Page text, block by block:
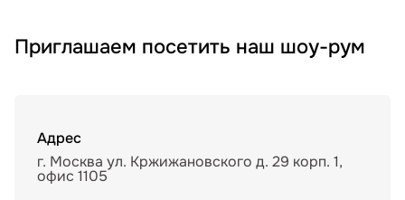
Приглашаем посетить наш шоу-рум
Адрес
г. Москва ул. Кржижановского д. 29 корп. 1,
офис 1105